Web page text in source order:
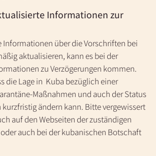
Informationen zur
Informationen über die Vorschriften bei
aktualisieren, kann es bei der
zu Verzögerungen kommen.
die Lage in Kuba bezüglich einer
Maßnahmen und auch der Status
kurzfristig ändern kann. Bitte vergewissert
auf den Webseiten der zuständigen
auch bei der kubanischen Botschaft